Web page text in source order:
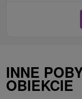
INNE
OBIEKCIE